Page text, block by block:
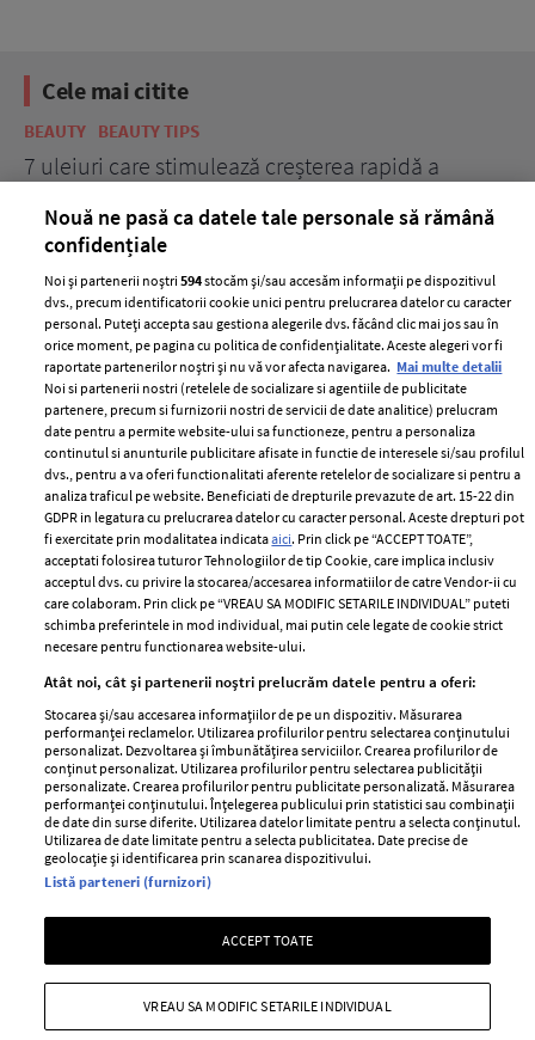
Cele mai citite
BEAUTY BEAUTY TIPS
7 uleiuri care stimulează creșterea rapidă a
ELLE Style Awards
2024
Despre ELLE
Romania
Contact
Abonamente
Termeni si conditii
Politica de
confidențialitate
Politica de cookies
Publicitate
GSP
Unica
Baby
Retete
femei
Viva
Avantaje
Retete practice
Pariază responsabil! Decizia ONJN nr. 821/25.09.2025.
Jocurile de noroc sunt interzise minorilor.
Copyright © 2026 Ringier Romania SRL
Nouă ne pasă ca datele tale personale să rămână
confidențiale
Noi și partenerii noștri594stocăm și/sau accesăm informații pe dispozitivul
dvs., precum identificatorii cookie unici pentru prelucrarea datelor cu caracter
personal. Puteți accepta sau gestiona alegerile dvs. făcând clic mai jos sau în
orice moment, pe pagina cu politica de confidențialitate. Aceste alegeri vor fi
raportate partenerilor noștri și nu vă vor afecta navigarea. Mai multe detalii
Noi si partenerii nostri (retelele de socializare si agentiile de publicitate
partenere, precum si furnizorii nostri de servicii de date analitice) prelucram
date pentru a permite website-ului sa functioneze, pentru a personaliza
continutul si anunturile publicitare afisate in functie de interesele si/sau profilul
dvs., pentru a va oferi functionalitati aferente retelelor de socializare si pentru a
analiza traficul pe website. Beneficiati de drepturile prevazute de art. 15-22 din
GDPR in legatura cu prelucrarea datelor cu caracter personal. Aceste drepturi pot
fi exercitate prin modalitatea indicataaici. Prin click pe “ACCEPT TOATE”,
acceptati folosirea tuturor Tehnologiilor de tip Cookie, care implica inclusiv
acceptul dvs. cu privire la stocarea/accesarea informatiilor de catre Vendor-ii cu
care colaboram. Prin click pe “VREAU SA MODIFIC SETARILE INDIVIDUAL” puteti
schimba preferintele in mod individual, mai putin cele legate de cookie strict
necesare pentru functionarea website-ului.
Atât noi, cât și partenerii noștri prelucrăm datele pentru a oferi:
Stocarea și/sau accesarea informațiilor de pe un dispozitiv. Măsurarea
performanței reclamelor. Utilizarea profilurilor pentru selectarea conținutului
personalizat. Dezvoltarea și îmbunătățirea serviciilor. Crearea profilurilor de
conținut personalizat. Utilizarea profilurilor pentru selectarea publicității
personalizate. Crearea profilurilor pentru publicitate personalizată. Măsurarea
performanței conținutului. Înțelegerea publicului prin statistici sau combinații
de date din surse diferite. Utilizarea datelor limitate pentru a selecta conținutul.
Utilizarea de date limitate pentru a selecta publicitatea. Date precise de
geolocație și identificarea prin scanarea dispozitivului.
Listă parteneri (furnizori)
ACCEPT TOATE
VREAU SA MODIFIC SETARILE INDIVIDUAL